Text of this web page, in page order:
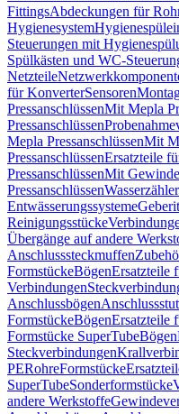
FittingsAbdeckungen für
Hygienesystem
Steuerungen mit
Spülkästen und WC-
Netzteile
für KonverterSensoren
PressanschlüssenMit Mepla
Pressanschlüssen
Mepla PressanschlüssenMit
PressanschlüssenErsatzteile
PressanschlüssenMit
Pressanschlüssen
Entwässerungssysteme
Reinigungsstücke
Übergänge auf andere
Anschlusssteckmuffen
FormstückeBögenErsatzteile
Verbindungen
Anschlussbögen
FormstückeBögenErsatzteile
Formstücke SuperTubeBögen
Steckverbindungen
PERohreFormstücke
SuperTubeSonderformstücke
andere Werkstoffe